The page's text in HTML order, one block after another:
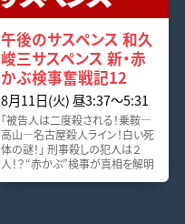
午後のサスペンス 和久
峻三サスペンス 新・赤
かぶ検事奮戦記12
8月11日(火) 昼3:37〜5:31
「被告人は二度殺される！乗鞍―
高山―名古屋殺人ライン！白い死
体の謎！」 刑事殺しの犯人は２
人！？“赤かぶ”検事が真相を解明